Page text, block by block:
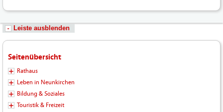
Leiste ausblenden
Seitenübersicht
Rathaus
Leben in Neunkirchen
Bildung & Soziales
Touristik & Freizeit